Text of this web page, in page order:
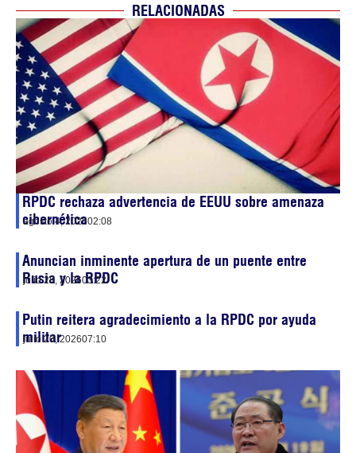
RELACIONADAS
RPDC rechaza advertencia de EEUU sobre amenaza
cibernética
agosto 4, 202602:08
Anuncian inminente apertura de un puente entre
Rusia y la RPDC
julio 28, 202603:22
Putin reitera agradecimiento a la RPDC por ayuda
militar
julio 20, 202607:10